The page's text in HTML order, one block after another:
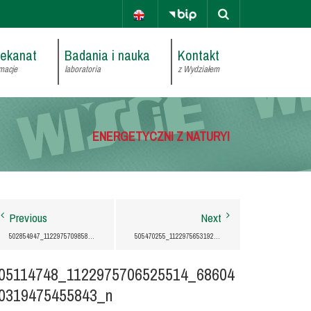
Badania i nauka
laboratoria
Kontakt
z Wydziałem
ENERGETYCZNI Z NATURY!
Previous
502854947_1122975709858847_4007822080472143676_N
Next
505470255_1122975653192186_8528350520192100281_N